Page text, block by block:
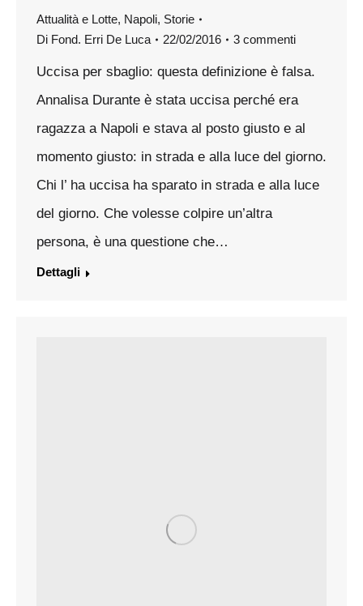
Attualità e Lotte, Napoli, Storie
Di Fond. Erri De Luca 22/02/2016 3 commenti
Uccisa per sbaglio: questa definizione è falsa.
Annalisa Durante è stata uccisa perché era
ragazza a Napoli e stava al posto giusto e al
momento giusto: in strada e alla luce del giorno.
Chi l’ ha uccisa ha sparato in strada e alla luce
del giorno. Che volesse colpire un’altra
persona, è una questione che…
Dettagli